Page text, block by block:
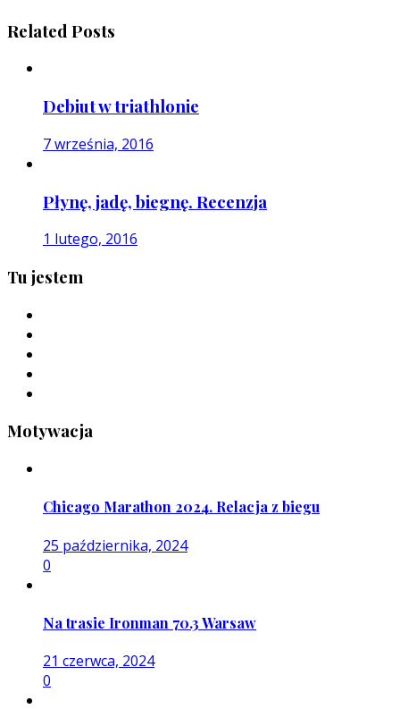
Related Posts
Debiut w triathlonie
7 września, 2016
Płynę, jadę, biegnę. Recenzja
1 lutego, 2016
Tu jestem
Motywacja
Chicago Marathon 2024. Relacja z biegu
25 października, 2024
0
Na trasie Ironman 70.3 Warsaw
21 czerwca, 2024
0